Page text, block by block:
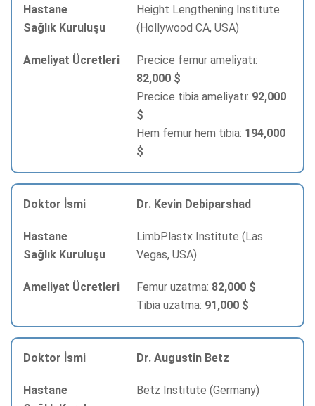
Height Lengthening Institute
(Hollywood CA, USA)
Precice femur ameliyatı:
82,000 $
Precice tibia ameliyatı: 92,000
$
Hem femur hem tibia: 194,000
$
Dr. Kevin Debiparshad
LimbPlastx Institute (Las
Vegas, USA)
Femur uzatma: 82,000 $
Tibia uzatma: 91,000 $
Dr. Augustin Betz
Betz Institute (Germany)